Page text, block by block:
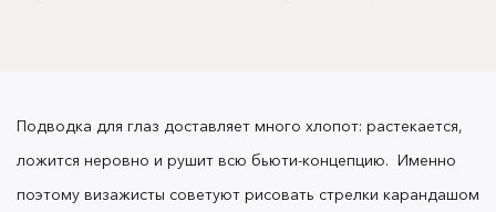
Чтобы выделить карие глаза, можно смело брать
классический чёрный оттенок без страха утяжелить
Подводка для глаз доставляет много хлопот: растекается,
ложится неровно и рушит всю бьюти-концепцию. Именно
поэтому визажисты советуют рисовать стрелки карандашом